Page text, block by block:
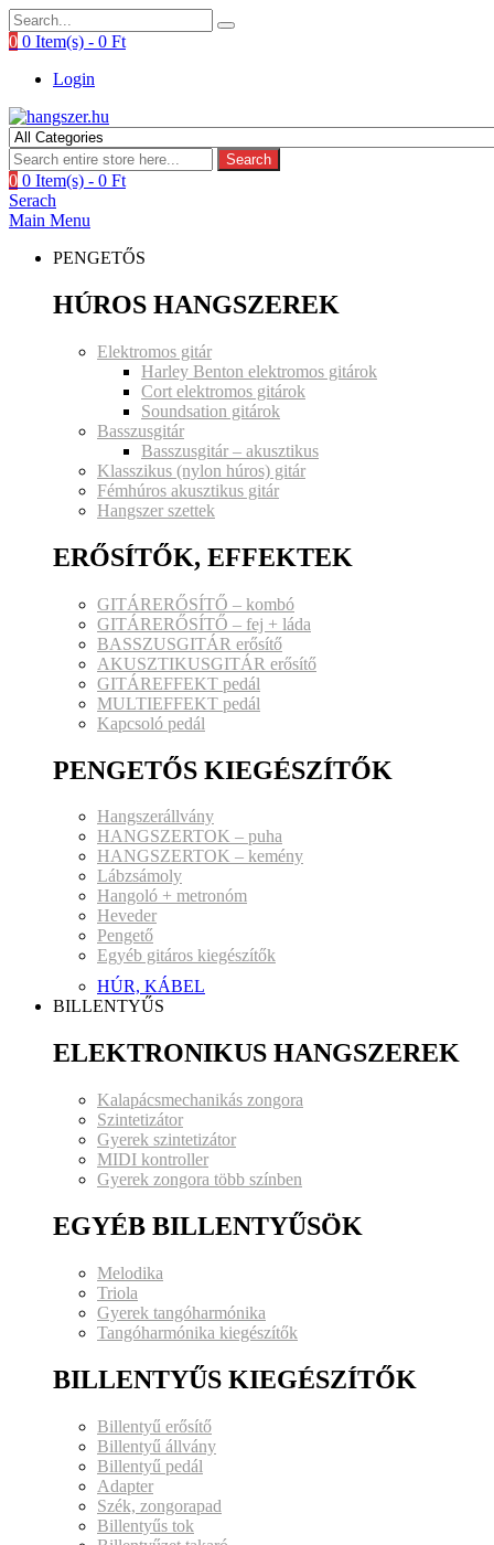
0 0 Item(s) - 0 Ft
Login
Search
0 0 Item(s) - 0 Ft
Serach
Main Menu
PENGETŐS
HÚROS HANGSZEREK
Elektromos gitár
Harley Benton elektromos gitárok
Cort elektromos gitárok
Soundsation gitárok
Basszusgitár
Basszusgitár – akusztikus
Klasszikus (nylon húros) gitár
Fémhúros akusztikus gitár
Hangszer szettek
ERŐSÍTŐK, EFFEKTEK
GITÁRERŐSÍTŐ – kombó
GITÁRERŐSÍTŐ – fej + láda
BASSZUSGITÁR erősítő
AKUSZTIKUSGITÁR erősítő
GITÁREFFEKT pedál
MULTIEFFEKT pedál
Kapcsoló pedál
PENGETŐS KIEGÉSZÍTŐK
Hangszerállvány
HANGSZERTOK – puha
HANGSZERTOK – kemény
Lábzsámoly
Hangoló + metronóm
Heveder
Pengető
Egyéb gitáros kiegészítők
HÚR, KÁBEL
BILLENTYŰS
ELEKTRONIKUS HANGSZEREK
Kalapácsmechanikás zongora
Szintetizátor
Gyerek szintetizátor
MIDI kontroller
Gyerek zongora több színben
EGYÉB BILLENTYŰSÖK
Melodika
Triola
Gyerek tangóharmónika
Tangóharmónika kiegészítők
BILLENTYŰS KIEGÉSZÍTŐK
Billentyű erősítő
Billentyű állvány
Billentyű pedál
Adapter
Szék, zongorapad
Billentyűs tok